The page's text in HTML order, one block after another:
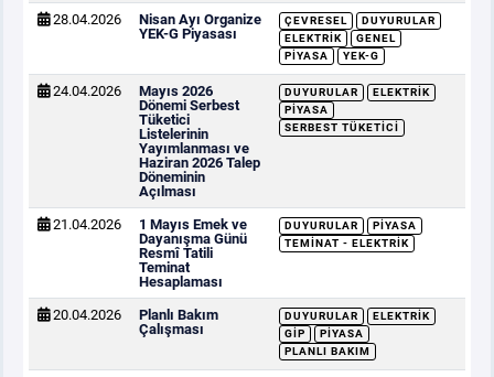
28.04.2026
Nisan Ayı Organize
YEK-G Piyasası
ÇEVRESEL
DUYURULAR
ELEKTRIK
GENEL
PIYASA
YEK-G
24.04.2026
Mayıs 2026
Dönemi Serbest
Tüketici
Listelerinin
Yayımlanması ve
Haziran 2026 Talep
Döneminin
Açılması
DUYURULAR
ELEKTRIK
PIYASA
SERBEST TÜKETICI
21.04.2026
1 Mayıs Emek ve
Dayanışma Günü
Resmî Tatili
Teminat
Hesaplaması
DUYURULAR
PIYASA
TEMINAT - ELEKTRIK
20.04.2026
Planlı Bakım
Çalışması
DUYURULAR
ELEKTRIK
GİP
PIYASA
PLANLI BAKIM